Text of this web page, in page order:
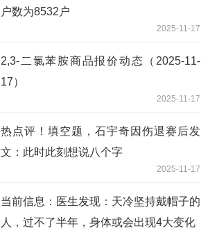
户数为8532户
2025-11-17
2,3-二氯苯胺商品报价动态（2025-11-
17）
2025-11-17
热点评！填空题，石宇奇因伤退赛后发
文：此时此刻想说八个字
2025-11-17
当前信息：医生发现：天冷坚持戴帽子的
人，过不了半年，身体或会出现4大变化